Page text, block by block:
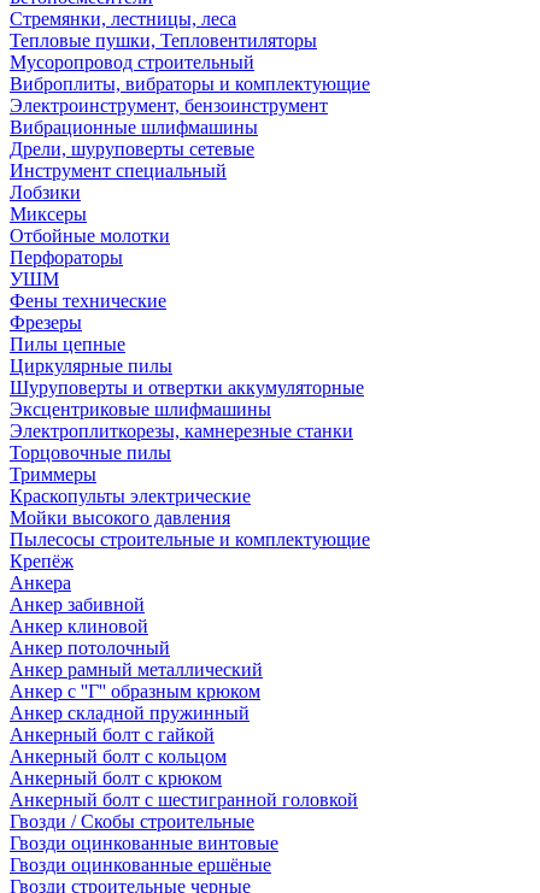
Стремянки, лестницы, леса
Тепловые пушки, Тепловентиляторы
Мусоропровод строительный
Виброплиты, вибраторы и комплектующие
Электроинструмент, бензоинструмент
Вибрационные шлифмашины
Дрели, шуруповерты сетевые
Инструмент специальный
Лобзики
Миксеры
Отбойные молотки
Перфораторы
УШМ
Фены технические
Фрезеры
Пилы цепные
Циркулярные пилы
Шуруповерты и отвертки аккумуляторные
Эксцентриковые шлифмашины
Электроплиткорезы, камнерезные станки
Торцовочные пилы
Триммеры
Краскопульты электрические
Мойки высокого давления
Пылесосы строительные и комплектующие
Крепёж
Анкера
Анкер забивной
Анкер клиновой
Анкер потолочный
Анкер рамный металлический
Анкер с ''Г'' образным крюком
Анкер складной пружинный
Анкерный болт с гайкой
Анкерный болт с кольцом
Анкерный болт с крюком
Анкерный болт с шестигранной головкой
Гвозди / Скобы строительные
Гвозди оцинкованные винтовые
Гвозди оцинкованные ершёные
Гвозди строительные черные